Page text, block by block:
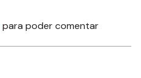
para poder comentar